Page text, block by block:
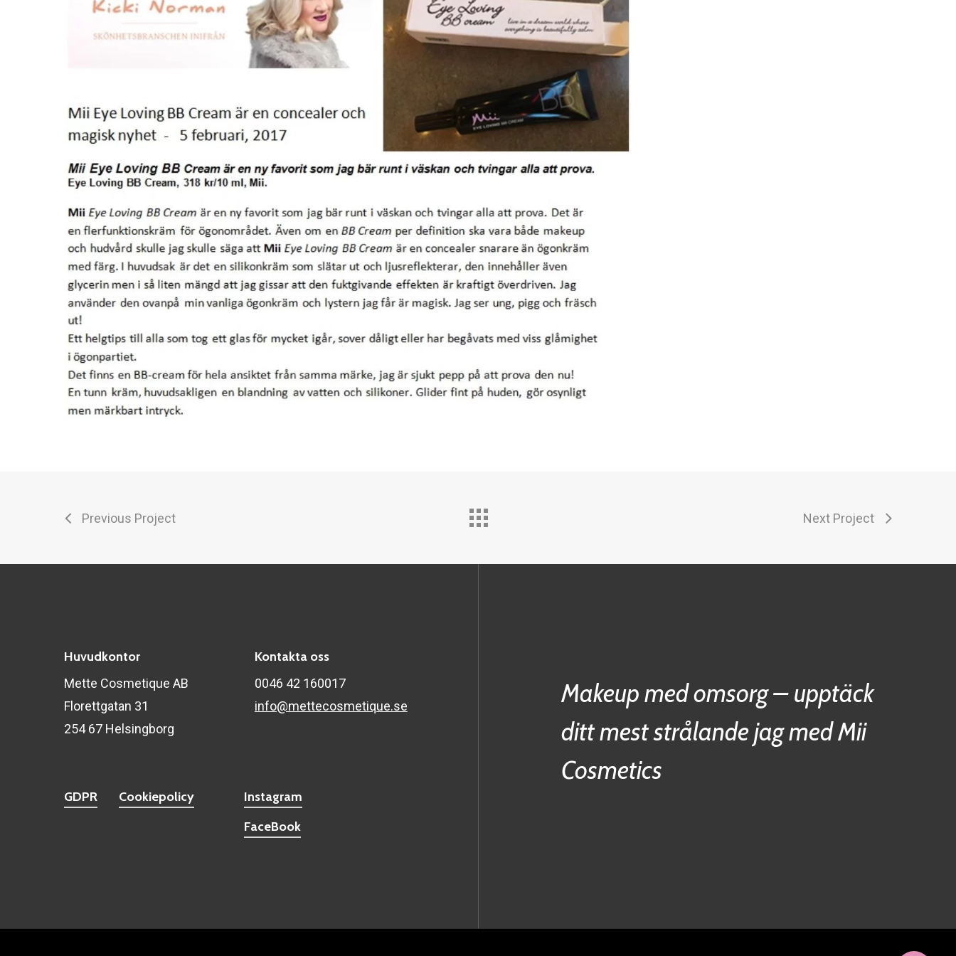
Previous Project Next Project
Huvudkontor
Mette Cosmetique AB
Florettgatan 31
254 67 Helsingborg
Kontakta oss
0046 42 160017
info@mettecosmetique.se
GDPR Cookiepolicy
Instagram
FaceBook
Makeup med omsorg – upptäck
ditt mest strålande jag med Mii
Cosmetics